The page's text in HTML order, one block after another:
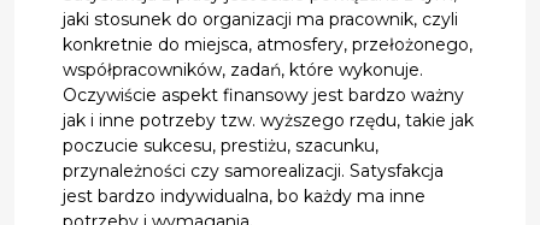
jaki stosunek do organizacji ma pracownik, czyli
konkretnie do miejsca, atmosfery, przełożonego,
współpracowników, zadań, które wykonuje.
Oczywiście aspekt finansowy jest bardzo ważny
jak i inne potrzeby tzw. wyższego rzędu, takie jak
poczucie sukcesu, prestiżu, szacunku,
przynależności czy samorealizacji. Satysfakcja
jest bardzo indywidualna, bo każdy ma inne